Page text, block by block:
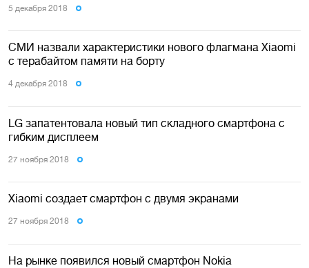
5 декабря 2018
СМИ назвали характеристики нового флагмана Xiaomi
с терабайтом памяти на борту
4 декабря 2018
LG запатентовала новый тип складного смартфона с
гибким дисплеем
27 ноября 2018
Xiaomi создает смартфон с двумя экранами
27 ноября 2018
На рынке появился новый смартфон Nokia